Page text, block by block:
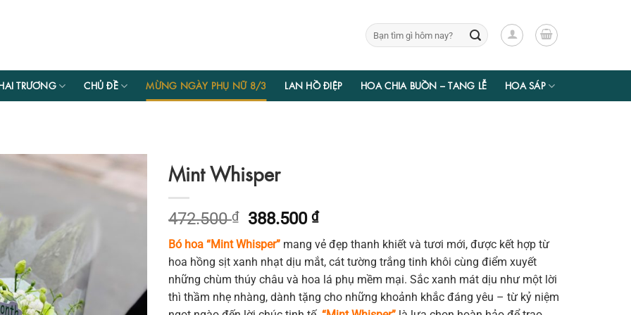
Tìm
kiếm:
TRƯƠNG CHỦ ĐỀ MỪNG NGÀY PHỤ NỮ 8/3 LAN HỒ ĐIỆP HOA CHIA BUỒN – TANG LỄ HOA SÁP
Mint Whisper
472.500₫
Giá
gốc
là:
472.500 ₫.
388.500₫Giá
hiện
tại
là:
388.500 ₫.
Bó hoa “Mint Whisper” mang vẻ đẹp thanh khiết và tươi mới, được kết hợp từ
hoa hồng sịt xanh nhạt dịu mắt, cát tường trắng tinh khôi cùng điểm xuyết
những chùm thúy châu và hoa lá phụ mềm mại. Sắc xanh mát dịu như một lời
thì thầm nhẹ nhàng, dành tặng cho những khoảnh khắc đáng yêu – từ kỷ niệm